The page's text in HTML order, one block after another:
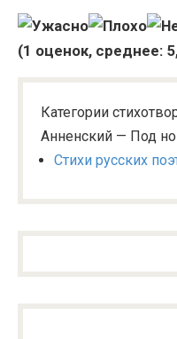
(1 оценок, среднее:
Категории
Анненский — Под
Стихи русских